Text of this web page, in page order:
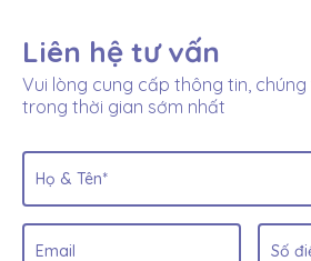
Liên hệ tư vấn
Vui lòng cung cấp thông tin, chúng
trong thời gian sớm nhất